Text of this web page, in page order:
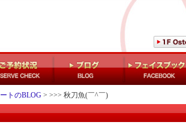
トのBLOG > >>> 秋刀魚(￣^￣)